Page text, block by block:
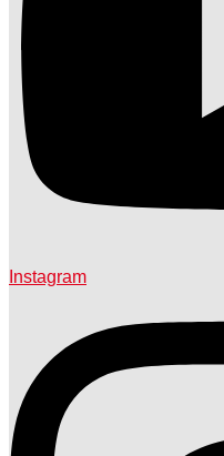
Instagram